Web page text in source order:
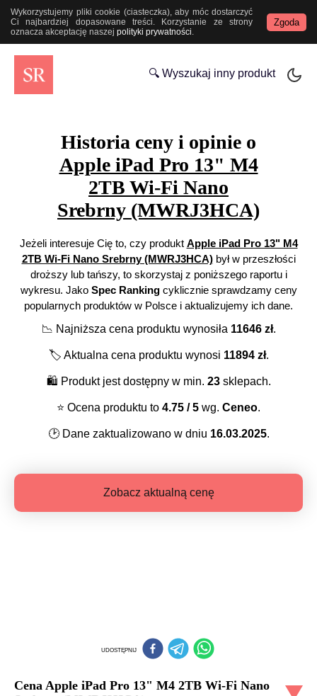
Wykorzystujemy pliki cookie (ciasteczka), aby móc dostarczyć
Ci najbardziej dopasowane treści. Korzystanie ze strony
oznacza akceptację naszej polityki prywatności.
Zgoda
🔍 Wyszukaj inny produkt
Historia ceny i opinie o
Apple iPad Pro 13" M4
2TB Wi-Fi Nano
Srebrny (MWRJ3HCA)
Jeżeli interesuje Cię to, czy produkt Apple iPad Pro 13" M4
2TB Wi-Fi Nano Srebrny (MWRJ3HCA)był w przeszłości
droższy lub tańszy, to skorzystaj z poniższego raportu i
wykresu. Jako Spec Rankingcyklicznie sprawdzamy ceny
popularnych produktów w Polsce i aktualizujemy ich dane.
📉 Najniższa cena produktu wynosiła 11646zł.
🏷️ Aktualna cena produktu wynosi 11894zł.
🛍️ Produkt jest dostępny w min. 23sklepach.
⭐️ Ocena produktu to 4.75 / 5 wg. Ceneo.
🕑Dane zaktualizowano w dniu 16.03.2025.
Zobacz aktualną cenę
UDOSTĘPNIJ
Cena Apple iPad Pro 13" M4 2TB Wi-Fi Nano